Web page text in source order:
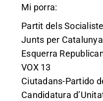
Mi porra:
Partit dels
Junts per
Esquerra
VOX 13
Ciutadans-Partido
Candidatura